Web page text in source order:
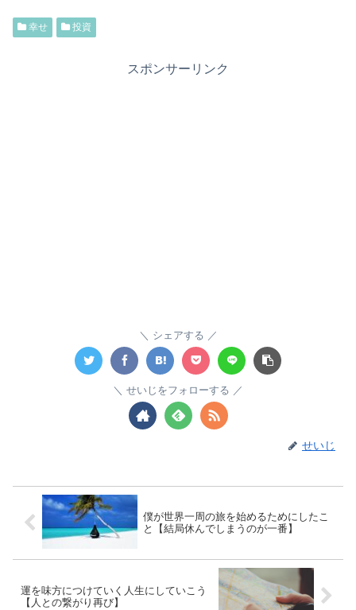
幸せ 投資
スポンサーリンク
シェアする
せいじをフォローする
せいじ
僕が世界一周の旅を始めるためにしたこ
と【結局休んでしまうのが一番】
運を味方につけていく人生にしていこう
【人との繋がり再び】